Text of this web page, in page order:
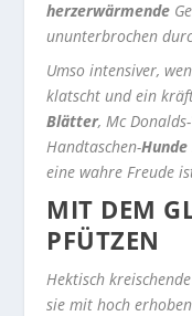
herzerwärmende
ununterbrochen
Umso intensiver,
klatscht und ein
Blätter, Mc Donalds-
Handtaschen-Hunde
eine wahre Freude
MIT DEM
PFÜTZEN
Hektisch
sie mit hoch